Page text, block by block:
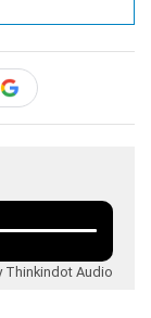
Thinkindot Audio